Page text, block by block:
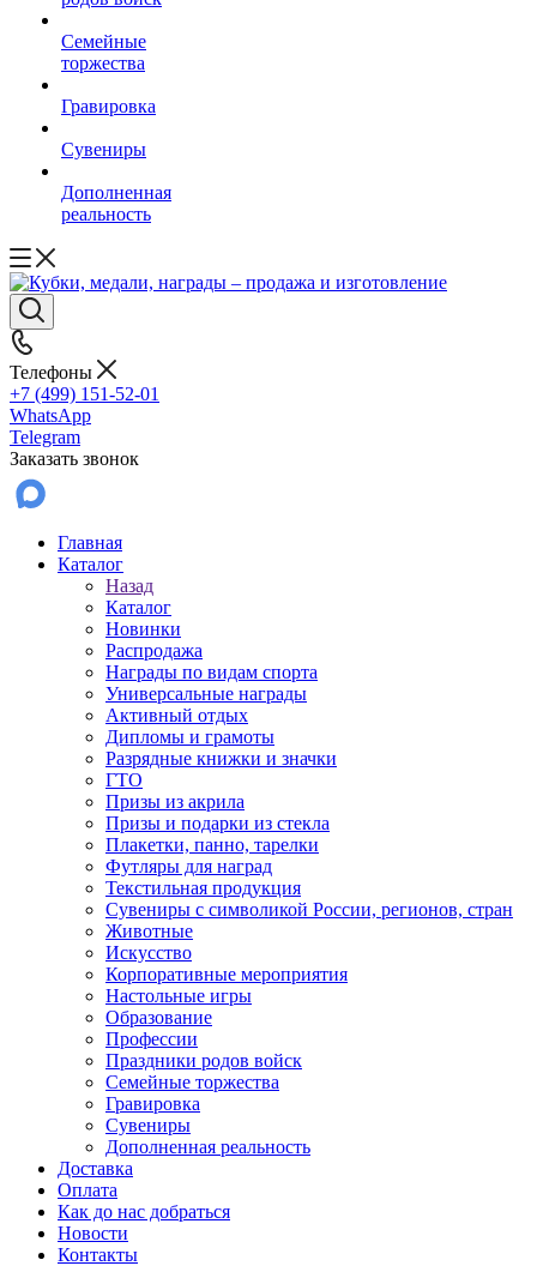
Семейные
торжества
Гравировка
Сувениры
Дополненная
реальность
Телефоны
+7 (499) 151-52-01
WhatsApp
Telegram
Заказать звонок
Главная
Каталог
Назад
Каталог
Новинки
Распродажа
Награды по видам спорта
Универсальные награды
Активный отдых
Дипломы и грамоты
Разрядные книжки и значки
ГТО
Призы из акрила
Призы и подарки из стекла
Плакетки, панно, тарелки
Футляры для наград
Текстильная продукция
Сувениры с символикой России, регионов, стран
Животные
Искусство
Корпоративные мероприятия
Настольные игры
Образование
Профессии
Праздники родов войск
Семейные торжества
Гравировка
Сувениры
Дополненная реальность
Доставка
Оплата
Как до нас добраться
Новости
Контакты